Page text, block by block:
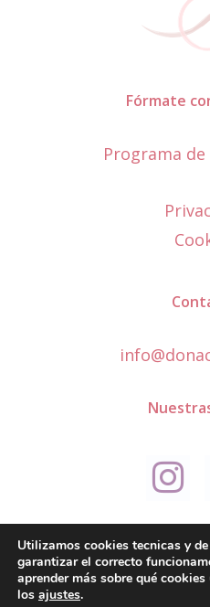
Fórmate
Programa de
Utilizamos cookies tecnicas y
garantizar el correcto
aprender más sobre qué
los ajustes.